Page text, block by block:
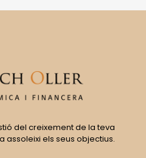
del creixement de la teva
els seus objectius.